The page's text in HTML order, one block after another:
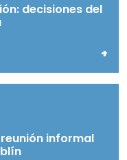
decisiones del
+
informal